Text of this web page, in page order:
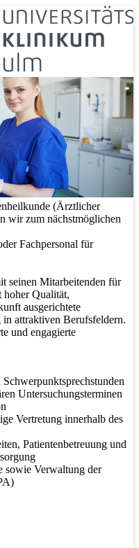
(Ärztlicher
wir zum nächstmöglichen
Fachpersonal für
seinen Mitarbeitenden für
hoher Qualität,
ausgerichtete
attraktiven Berufsfeldern.
und engagierte
Untersuchungsterminen
Vertretung innerhalb des
Patientenbetreuung und
sowie Verwaltung der